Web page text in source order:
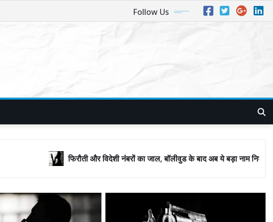
Follow Us
फिरौती और विदेशी नंबरों का जाल, बॉलीवुड के बाद अब ये बड़ा नाम निशाने पर! मुंबई जैसा ‘फिरौती